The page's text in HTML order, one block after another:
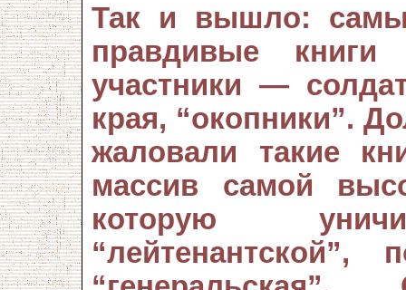
Так и вышло:
правдивые
участники —
края, “окопники”.
жаловали такие
массив самой
которую
“лейтенантской”,